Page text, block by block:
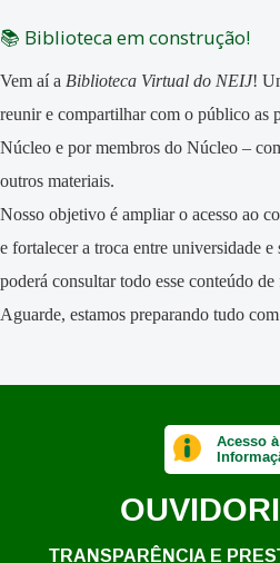
📚 Biblioteca em construção!
Vem aí a Biblioteca Virtual do NEIJ!
reunir e compartilhar com o público as
Núcleo e por membros do Núcleo –
outros materiais.
Nosso objetivo é ampliar o acesso ao
e fortalecer a troca entre universidade
poderá consultar todo esse conteúdo
Aguarde, estamos preparando tudo
Acesso à
TRANSPARÊNCIA E